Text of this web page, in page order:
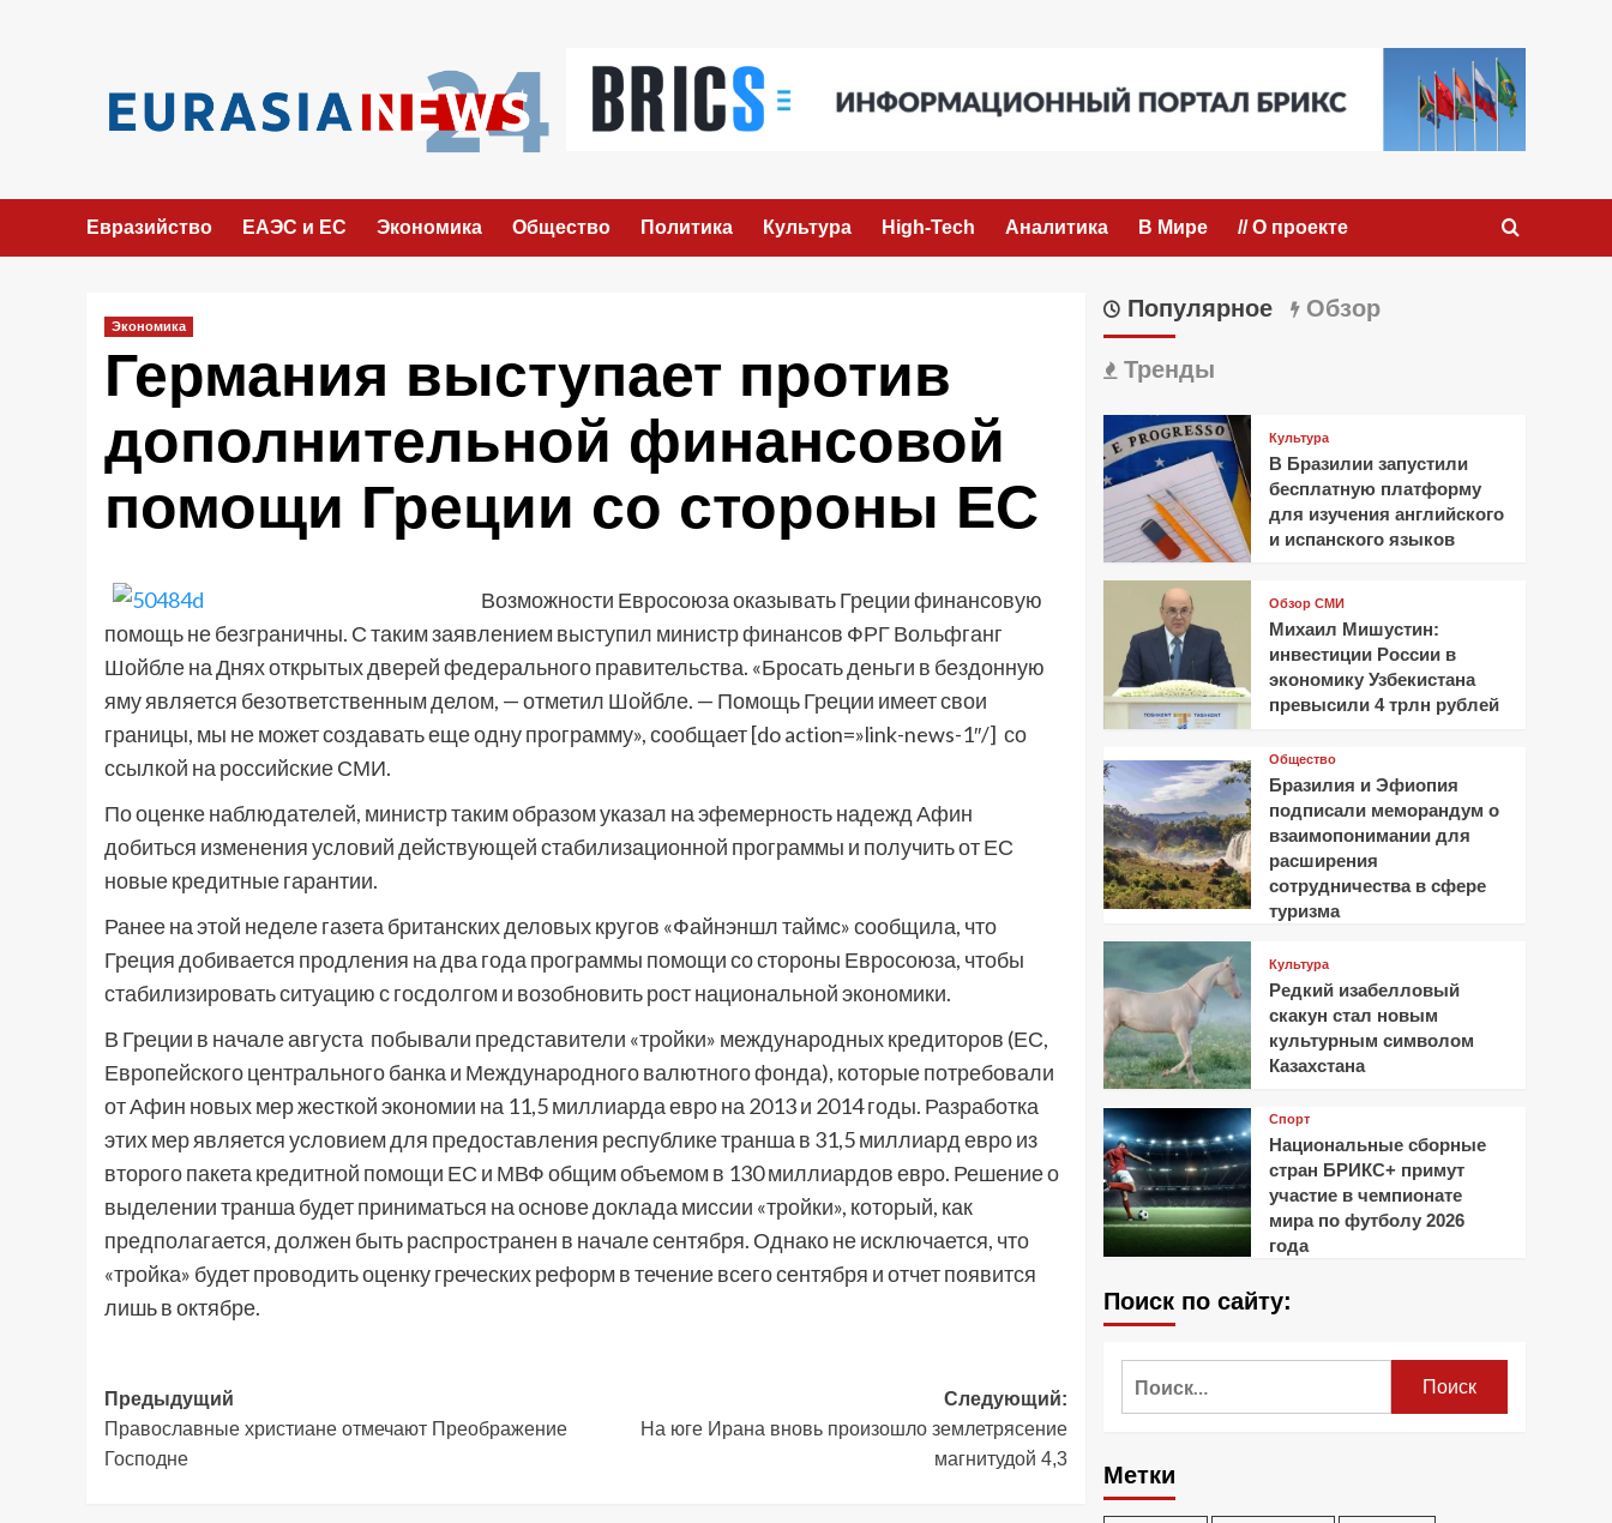
Евразийство ЕАЭС и ЕС Экономика Общество Политика Культура High-Tech Аналитика В Мире // О проекте
Экономика
Германия выступает против
дополнительной финансовой
помощи Греции со стороны ЕС
Возможности Евросоюза оказывать Греции финансовую
помощь не безграничны. С таким заявлением выступил министр финансов ФРГ Вольфганг
Шойбле на Днях открытых дверей федерального правительства. «Бросать деньги в бездонную
яму является безответственным делом, — отметил Шойбле. — Помощь Греции имеет свои
границы, мы не может создавать еще одну программу», сообщает [do action=»link-news-1″/] со
ссылкой на российские СМИ.
По оценке наблюдателей, министр таким образом указал на эфемерность надежд Афин
добиться изменения условий действующей стабилизационной программы и получить от ЕС
новые кредитные гарантии.
Ранее на этой неделе газета британских деловых кругов «Файнэншл таймс» сообщила, что
Греция добивается продления на два года программы помощи со стороны Евросоюза, чтобы
стабилизировать ситуацию с госдолгом и возобновить рост национальной экономики.
В Греции в начале августа побывали представители «тройки» международных кредиторов (ЕС,
Европейского центрального банка и Международного валютного фонда), которые потребовали
от Афин новых мер жесткой экономии на 11,5 миллиарда евро на 2013 и 2014 годы. Разработка
этих мер является условием для предоставления республике транша в 31,5 миллиард евро из
второго пакета кредитной помощи ЕС и МВФ общим объемом в 130 миллиардов евро. Решение о
выделении транша будет приниматься на основе доклада миссии «тройки», который, как
предполагается, должен быть распространен в начале сентября. Однако не исключается, что
«тройка» будет проводить оценку греческих реформ в течение всего сентября и отчет появится
лишь в октябре.
Навигация
записи
Предыдущий
Православные христиане отмечают Преображение
Господне
Следующий:
На юге Ирана вновь произошло землетрясение
магнитудой 4,3
Популярное Обзор
Тренды
Культура
В Бразилии запустили
бесплатную платформу
для изучения английского
и испанского языков
Обзор СМИ
Михаил Мишустин:
инвестиции России в
экономику Узбекистана
превысили 4 трлн рублей
Общество
Бразилия и Эфиопия
подписали меморандум о
взаимопонимании для
расширения
сотрудничества в сфере
туризма
Культура
Редкий изабелловый
скакун стал новым
культурным символом
Казахстана
Спорт
Национальные сборные
стран БРИКС+ примут
участие в чемпионате
мира по футболу 2026
года
Поиск по сайту:
Метки